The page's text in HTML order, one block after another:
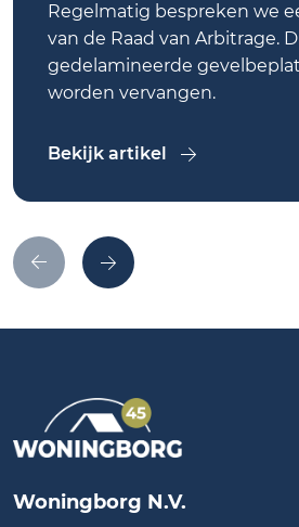
Regelmatig bespreken we
van de Raad van Arbitrage.
gedelamineerde
worden vervangen.
Bekijk artikel
Woningborg N.V.